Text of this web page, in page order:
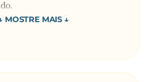
o que faz?
numa boate gay!
pergunta a professora,
na boate, com uma